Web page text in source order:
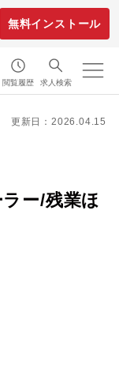
無料インストール
閲覧履歴 求人検索
更新日：2026.04.15
ー/残業ほ